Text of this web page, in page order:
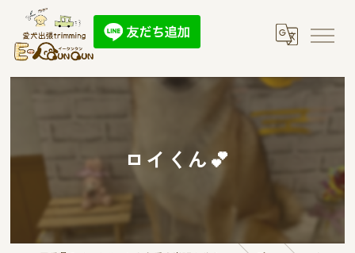
ロイくん︎💕︎︎